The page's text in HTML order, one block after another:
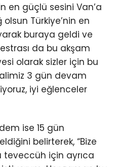
en güçlü sesini Van’a
Türkiye’nin en
buraya geldi ve
da bu akşam
olarak sizler için bu
3 gün devam
iyi eğlenceler
ise 15 gün
belirterek, “Bize
için ayrıca